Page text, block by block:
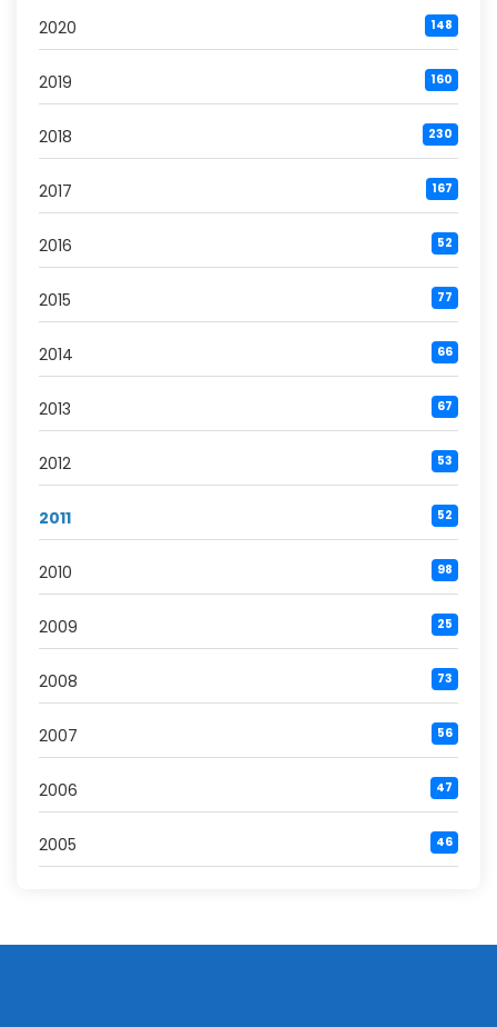
2020 148
2019 160
2018 230
2017 167
2016 52
2015 77
2014 66
2013 67
2012 53
2011 52
2010 98
2009 25
2008 73
2007 56
2006 47
2005 46